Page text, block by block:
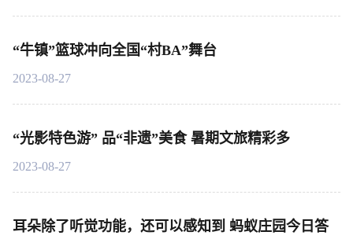
“牛镇”篮球冲向全国“村BA”舞台
2023-08-27
“光影特色游” 品“非遗”美食 暑期文旅精彩多
2023-08-27
耳朵除了听觉功能，还可以感知到 蚂蚁庄园今日答